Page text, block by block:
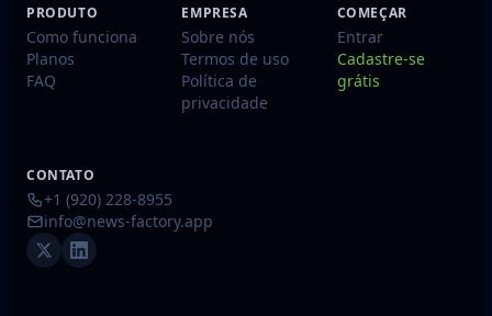
PRODUTO
Como funciona
Planos
FAQ
EMPRESA
Sobre nós
Termos de uso
Política de
privacidade
COMEÇAR
Entrar
Cadastre-se
grátis
CONTATO
+1 (920) 228-8955
info@news-factory.app